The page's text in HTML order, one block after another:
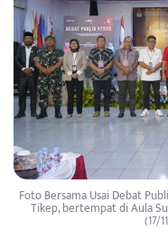
Foto Bersama Usai Debat
Tikep, bertempat di Aula
(17/